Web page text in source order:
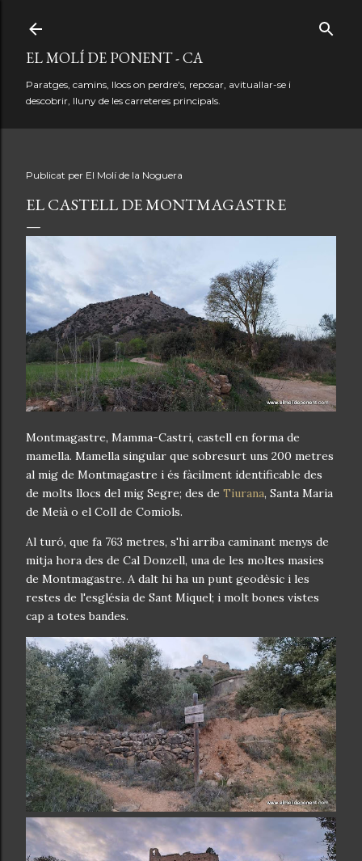
EL MOLÍ DE PONENT - CA
Paratges, camins, llocs on perdre's, reposar, avituallar-se i
descobrir, lluny de les carreteres principals.
Publicat per El Molí de la Noguera
EL CASTELL DE MONTMAGASTRE
Montmagastre, Mamma-Castri, castell en forma de
mamella. Mamella singular que sobresurt uns 200 metres
al mig de Montmagastre i és fàcilment identificable des
de molts llocs del mig Segre; des de Tiurana, Santa Maria
de Meià o el Coll de Comiols.
Al turó, que fa 763 metres, s'hi arriba caminant menys de
mitja hora des de Cal Donzell, una de les moltes masies
de Montmagastre. A dalt hi ha un punt geodèsic i les
restes de l'església de Sant Miquel; i molt bones vistes
cap a totes bandes.